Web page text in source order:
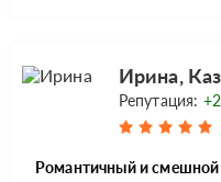
Ирина,
Репутация:
Романтичный и смешной